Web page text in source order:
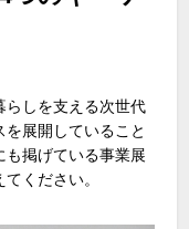
らしを支える次世代
展開していること
も掲げている事業展
ください。